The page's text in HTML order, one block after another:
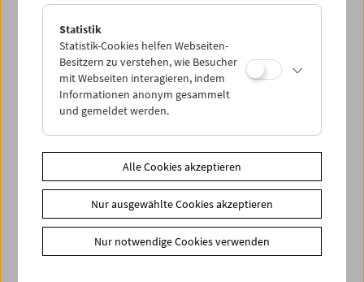
Vorschau Sept / Okt 2026
Regelmäßige Programme
Programmarchiv
Statistik
Statistik-Cookies helfen Webseiten-
Besitzern zu verstehen, wie Besucher
mit Webseiten interagieren, indem
Informationen anonym gesammelt
und gemeldet werden.
Alle Cookies akzeptieren
Nur ausgewählte Cookies akzeptieren
Nur notwendige Cookies verwenden